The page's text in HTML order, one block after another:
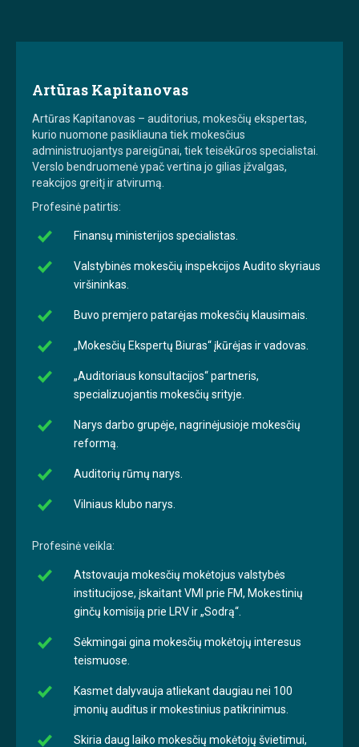
Artūras Kapitanovas
Artūras Kapitanovas – auditorius, mokesčių ekspertas,
kurio nuomone pasikliauna tiek mokesčius
administruojantys pareigūnai, tiek teisėkūros specialistai.
Verslo bendruomenė ypač vertina jo gilias įžvalgas,
reakcijos greitį ir atvirumą.
Profesinė patirtis:
Finansų ministerijos specialistas.
Valstybinės mokesčių inspekcijos Audito skyriaus
viršininkas.
Buvo premjero patarėjas mokesčių klausimais.
„Mokesčių Ekspertų Biuras“ įkūrėjas ir vadovas.
„Auditoriaus konsultacijos“ partneris,
specializuojantis mokesčių srityje.
Narys darbo grupėje, nagrinėjusioje mokesčių
reformą.
Auditorių rūmų narys.
Vilniaus klubo narys.
Profesinė veikla:
Atstovauja mokesčių mokėtojus valstybės
institucijose, įskaitant VMI prie FM, Mokestinių
ginčų komisiją prie LRV ir „Sodrą“.
Sėkmingai gina mokesčių mokėtojų interesus
teismuose.
Kasmet dalyvauja atliekant daugiau nei 100
įmonių auditus ir mokestinius patikrinimus.
Skiria daug laiko mokesčių mokėtojų švietimui,